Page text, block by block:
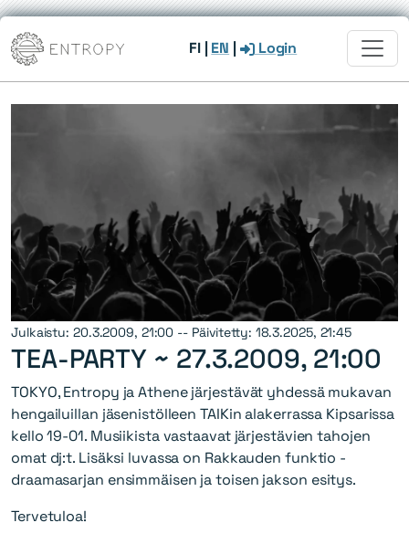
FI| EN | Login
Julkaistu: 20.3.2009, 21:00 -- Päivitetty: 18.3.2025, 21:45
TEA-PARTY ~ 27.3.2009, 21:00
TOKYO, Entropy ja Athene järjestävät yhdessä mukavan
hengailuillan jäsenistölleen TAIKin alakerrassa Kipsarissa
kello 19-01. Musiikista vastaavat järjestävien tahojen
omat dj:t. Lisäksi luvassa on Rakkauden funktio -
draamasarjan ensimmäisen ja toisen jakson esitys.
Tervetuloa!